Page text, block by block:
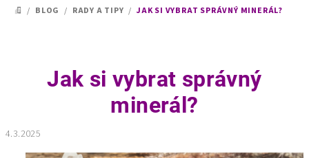
DOMŮ
/ BLOG / RADY A TIPY / JAK SI VYBRAT SPRÁVNÝ MINERÁL?
Jak si vybrat správný
minerál?
4.3.2025